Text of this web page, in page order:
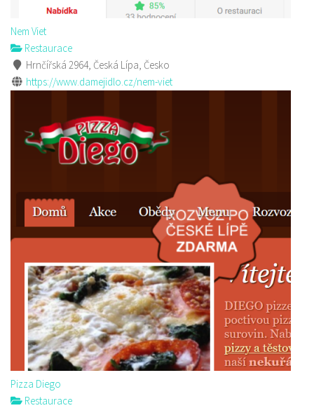
Nem Viet
Restaurace
Hrnčířská 2964, Česká Lípa, Česko
https://www.damejidlo.cz/nem-viet
Pizza Diego
Restaurace